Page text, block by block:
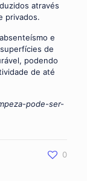
através
privados.
e
de
podendo
de até
pode-ser-
0